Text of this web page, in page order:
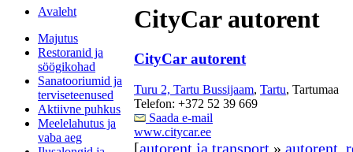
Avaleht
Majutus
Restoranid ja
söögikohad
Sanatooriumid ja
terviseteenused
Aktiivne puhkus
Meelelahutus ja
vaba aeg
CityCar autorent
CityCar autorent
Turu 2, Tartu Bussijaam, Tartu, Tartumaa
Telefon: +372 52 39 669
Saada e-mail
www.citycar.ee
[autorent ja transport » autorent,